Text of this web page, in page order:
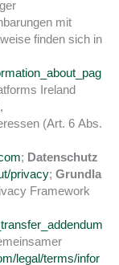
mit
finden sich in
Ireland
(Art. 6 Abs.
; Datenschutz
privacy; Grundla
Framework
legal/terms/infor